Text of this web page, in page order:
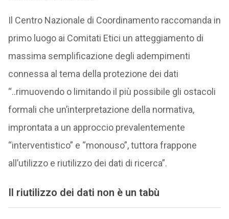
Il Centro Nazionale di Coordinamento raccomanda in
primo luogo ai Comitati Etici un atteggiamento di
massima semplificazione degli adempimenti
connessa al tema della protezione dei dati
“..rimuovendo o limitando il più possibile gli ostacoli
formali che un’interpretazione della normativa,
improntata a un approccio prevalentemente
“interventistico” e “monouso”, tuttora frappone
all’utilizzo e riutilizzo dei dati di ricerca”.
Il riutilizzo dei dati non è un tabù